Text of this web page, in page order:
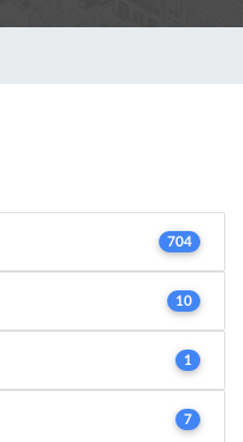
704
10
1
7